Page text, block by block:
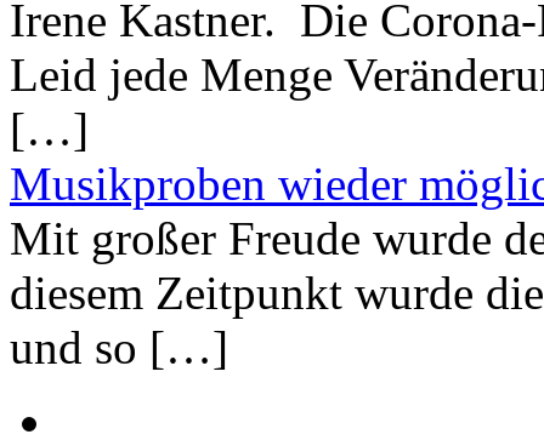
Irene Kastner. Die
Leid jede Menge
[…]
Musikproben wieder
Mit großer Freude wurde
diesem Zeitpunkt wurde
und so […]